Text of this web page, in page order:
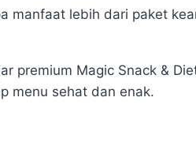
ini
Rp99.000.
manfaat lebih dari paket
premium Magic Snack &
menu sehat dan enak.